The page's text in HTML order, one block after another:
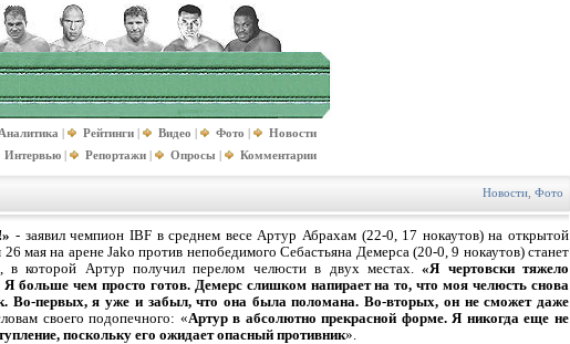
Аналитика | Рейтинги | Видео | Фото |
Новости
Интервью | Репортажи | Опросы | Комментарии
Новости Фото
- заявил чемпион IBF в среднем весе Артур Абрахам (22-0, 17 нокаутов) на открытой
мая на арене Jako против непобедимого Себастьяна Демерса (20-0, 9 нокаутов) станет
которой Артур получил перелом челюсти в двух местах.«Я чертовски тяжело
Я больше чем просто готов. Демерс слишком напирает на то, что моя челюсть снова
Во-первых, я уже и забыл, что она была поломана. Во-вторых, он не сможет даже
своего подопечного: «Артур в абсолютно прекрасной форме. Я никогда еще не
поскольку его ожидает опасный противник».